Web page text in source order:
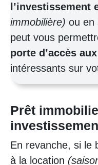
l’investissement
immobilière) ou en
peut vous
porte d’accès
intéressants sur
Prêt
En revanche, si le
à la location